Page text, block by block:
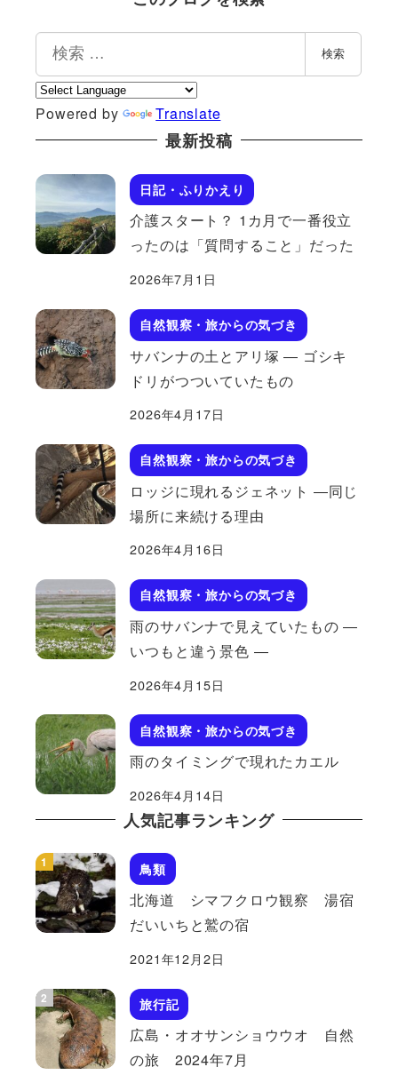
索
検索
Powered by Translate
最新投稿
日記・ふりかえり
介護スタート？ 1カ月で一番役立
ったのは「質問すること」だった
2026年7月1日
自然観察・旅からの気づき
サバンナの土とアリ塚 ― ゴシキ
ドリがつついていたもの
2026年4月17日
自然観察・旅からの気づき
ロッジに現れるジェネット ―同じ
場所に来続ける理由
2026年4月16日
自然観察・旅からの気づき
雨のサバンナで見えていたもの ―
いつもと違う景色 ―
2026年4月15日
自然観察・旅からの気づき
雨のタイミングで現れたカエル
2026年4月14日
人気記事ランキング
鳥類
北海道 シマフクロウ観察 湯宿
だいいちと鷲の宿
2021年12月2日
旅行記
広島・オオサンショウウオ 自然
の旅 2024年7月